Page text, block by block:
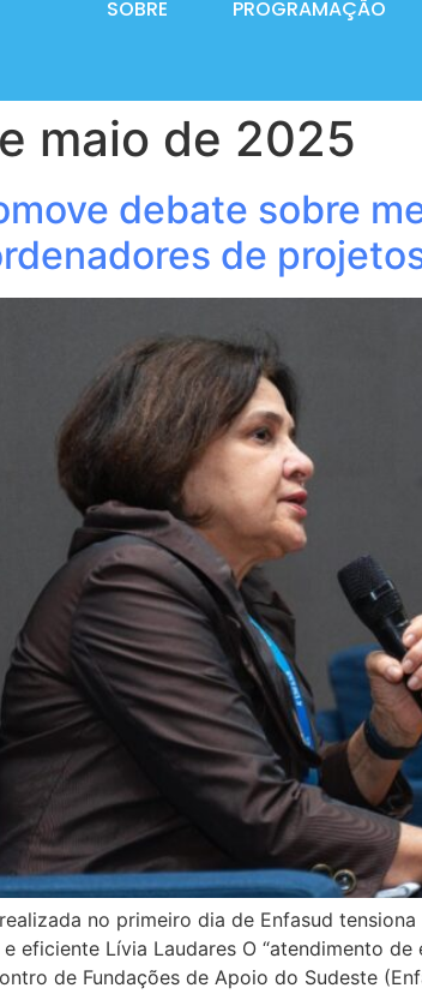
SOBRE PROGRAMAÇÃO
maio de 2025
debate sobre
de
no primeiro dia de Enfasud
eficiente Lívia Laudares O “atendimento
de Fundações de Apoio do Sudeste